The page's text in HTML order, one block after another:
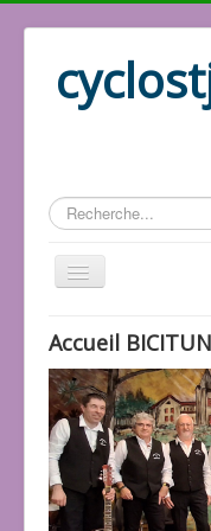
Rechercher
Association
Les
Les photos
Les activités
Accueil Cyclo
Accueil